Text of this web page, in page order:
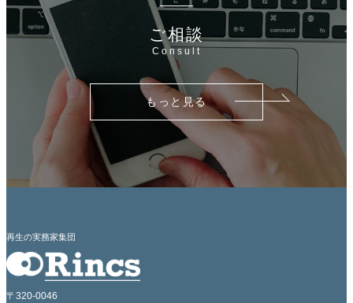
ご相談
Consult
もっと見る
再生の実務家集団
〒320-0046